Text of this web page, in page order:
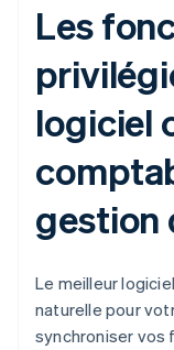
Les
logiciel
gestion
Le meilleur
naturelle pour
synchroniser vos